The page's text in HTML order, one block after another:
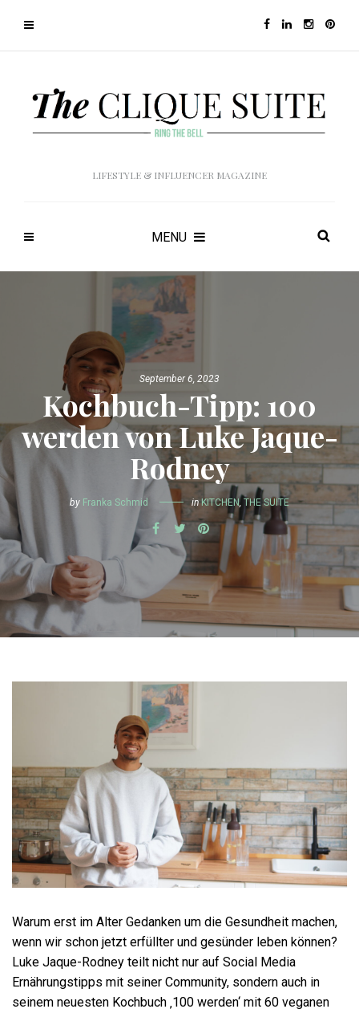
LIFESTYLE & INFLUENCER MAGAZINE
MENU
September 6, 2023
Kochbuch-Tipp: 100
werden von Luke Jaque-
Rodney
by Franka Schmid inKITCHEN, THE SUITE
Warum erst im Alter Gedanken um die Gesundheit machen,
wenn wir schon jetzt erfüllter und gesünder leben können?
Luke Jaque-Rodney teilt nicht nur auf Social Media
Ernährungstipps mit seiner Community, sondern auch in
seinem neuesten Kochbuch ‚100 werden‘ mit 60 veganen